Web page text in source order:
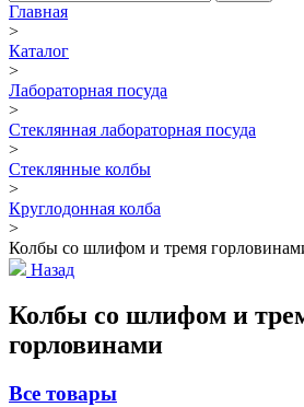
Главная
>
Каталог
>
Лабораторная посуда
>
Стеклянная лабораторная посуда
>
Стеклянные колбы
>
Круглодонная колба
>
Колбы со шлифом и тремя
Назад
Колбы со шлифом и
горловинами
Все товары